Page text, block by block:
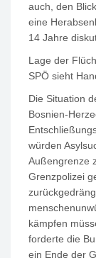
auch, den
eine
14 Jahre
Lage der
SPÖ sieht
Die Situation
Bosnien-
würden
Außengrenze
Grenzpolizei
kämpfen
forderte die
ein Ende der